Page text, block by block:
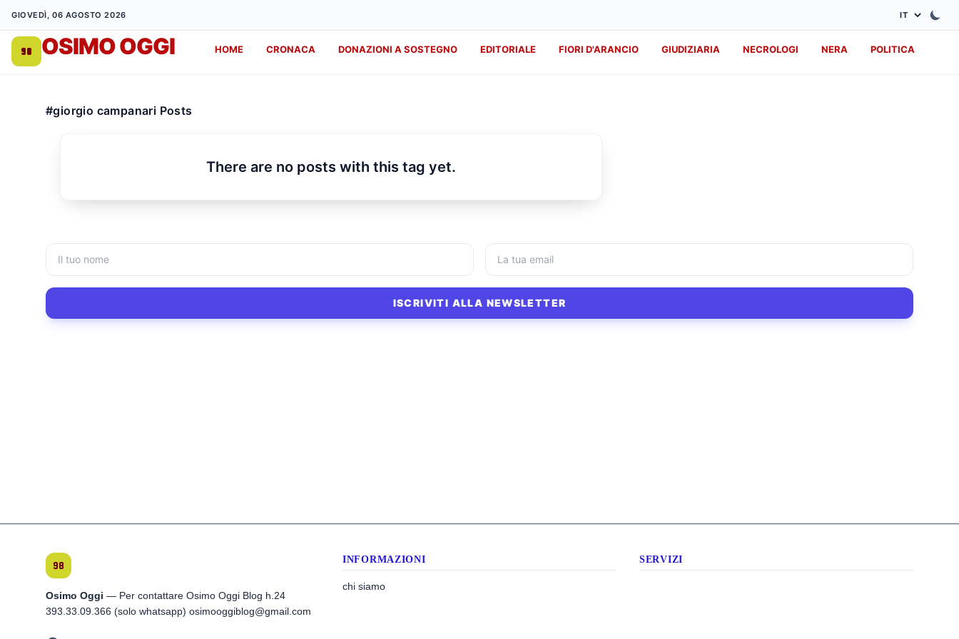
GIOVEDÌ, 06 AGOSTO 2026
OSIMO OGGI HOME CRONACA DONAZIONI A SOSTEGNO EDITORIALE FIORI D'ARANCIO GIUDIZIARIA NECROLOGI NERA POLITICA
#giorgio campanari Posts
There are no posts with this tag yet.
ISCRIVITI ALLA NEWSLETTER
Osimo Oggi — Per contattare Osimo Oggi Blog h.24
393.33.09.366 (solo whatsapp) osimooggiblog@gmail.com
INFORMAZIONI
chi siamo
SERVIZI